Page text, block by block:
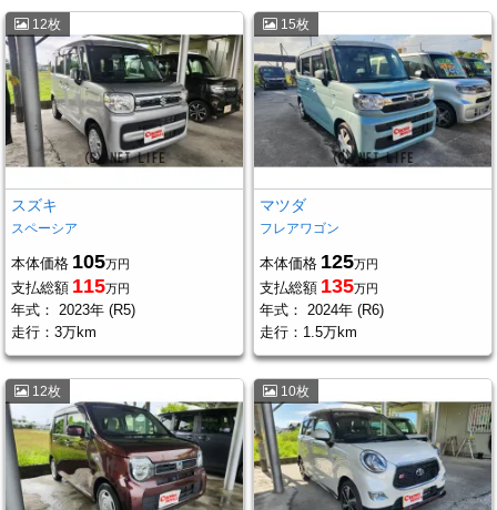
12枚
スズキ
スペーシア
本体価格 105万円
支払総額 115万円
年式： 2023年 (R5)
走行：3万km
15枚
マツダ
フレアワゴン
本体価格 125万円
支払総額 135万円
年式： 2024年 (R6)
走行： 1.5万km
12枚 10枚